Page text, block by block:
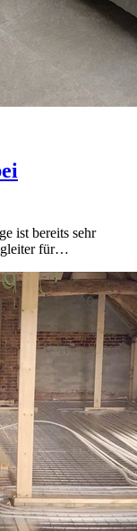
ist bereits sehr
für…